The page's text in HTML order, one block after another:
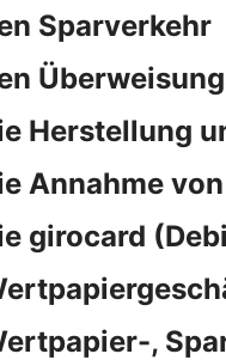
Sparverkehr
Herstellung
Annahme
girocard
,